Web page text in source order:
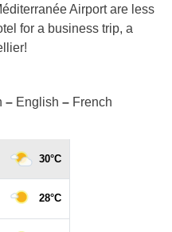
Airport are less
for a business trip, a
– English – French